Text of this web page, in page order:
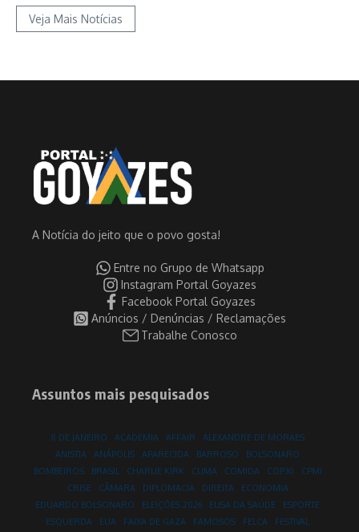
Veja Mais Notícias
A Notícia do jeito que o povo gosta!
Entre no Grupo de Whatsapp
Instagram Portal Goyazes
Facebook Portal Goyazes
Anúncios / Denúncias / Reclamações
Trabalhe Conosco
Assuntos mais pesquisados
8 DE JANEIRO ACADEMIA AFFAIR
ALEXANDRE DE MORAES
ANISTIA
ANÁPOLIS APARECIDA BARROSO
BOLSONARO
BOMBEIROS
BRASIL CHARLIE KIRK CLIMA COMIDA COP30
CPMI
CRISE
CÂMARA DIPLOMACIA DIREITA
ECONOMIA
EDUARDO BOLSONARO
ELEIÇÕES 2026 ELISA DA SAÚDE
ESPORTE
ESQUERDA
EUA FAIXA DE GAZA FAMOSOS FELCA
FESTIVAL